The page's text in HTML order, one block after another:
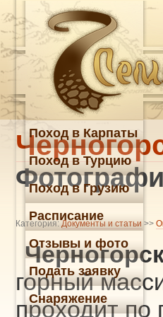
Категория: Документы и статьи >>
горный
проходит по
Поход в Карпаты
Поход в Турцию
Поход в Грузию
Расписание
Отзывы и фото
Подать заявку
Снаряжение